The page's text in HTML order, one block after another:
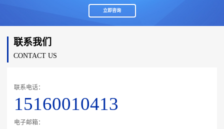
立即咨询
联系我们
CONTACT US
联系电话：
15160010413
电子邮箱：